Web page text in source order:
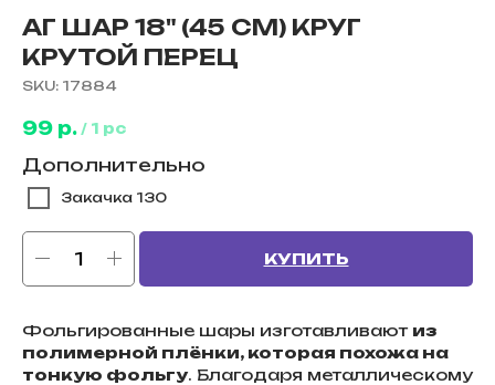
АГ ШАР 18" (45 СМ) КРУГ
КРУТОЙ ПЕРЕЦ
SKU: 17884
99 р. / 1 pc
Дополнительно
Закачка 130
КУПИТЬ
Фольгированные шары изготавливают из
полимерной плёнки, которая похожа на
тонкую фольгу. Благодаря металлическому